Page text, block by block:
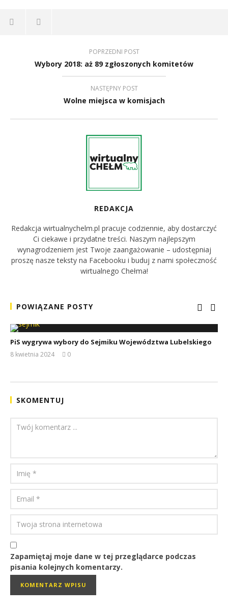
POPRZEDNI POST
Wybory 2018: aż 89 zgłoszonych komitetów
NASTĘPNY POST
Wolne miejsca w komisjach
REDAKCJA
Redakcja wirtualnychelm.pl pracuje codziennie, aby dostarczyć
Ci ciekawe i przydatne treści. Naszym najlepszym
wynagrodzeniem jest Twoje zaangażowanie – udostępniaj
proszę nasze teksty na Facebooku i buduj z nami społeczność
wirtualnego Chełma!
POWIĄZANE POSTY
PiS wygrywa wybory do Sejmiku Województwa Lubelskiego
8 kwietnia 2024
0
SKOMENTUJ
Zapamiętaj moje dane w tej przeglądarce podczas
pisania kolejnych komentarzy.